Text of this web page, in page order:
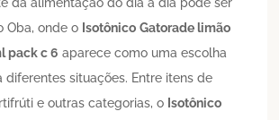
da alimentação do dia a dia pode ser
Oba, onde o Isotônico Gatorade limão
pack c 6 aparece como uma escolha
diferentes situações. Entre itens de
e outras categorias, o Isotônico